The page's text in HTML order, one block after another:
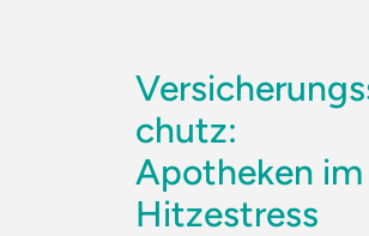
chutz:
Apotheken im
Hitzestress